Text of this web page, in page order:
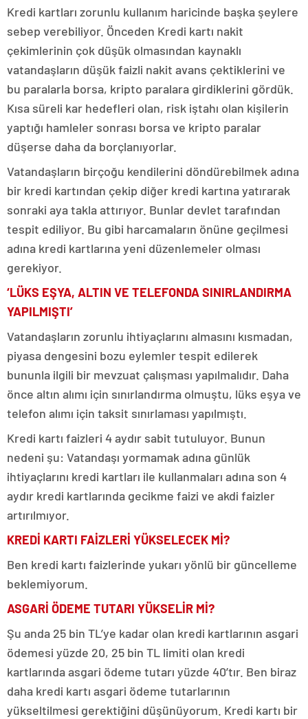
Kredi kartları zorunlu kullanım haricinde başka şeylere
sebep verebiliyor. Önceden Kredi kartı nakit
çekimlerinin çok düşük olmasından kaynaklı
vatandaşların düşük faizli nakit avans çektiklerini ve
bu paralarla borsa, kripto paralara girdiklerini gördük.
Kısa süreli kar hedefleri olan, risk iştahı olan kişilerin
yaptığı hamleler sonrası borsa ve kripto paralar
düşerse daha da borçlanıyorlar.
Vatandaşların birçoğu kendilerini döndürebilmek adına
bir kredi kartından çekip diğer kredi kartına yatırarak
sonraki aya takla attırıyor. Bunlar devlet tarafından
tespit ediliyor. Bu gibi harcamaların önüne geçilmesi
adına kredi kartlarına yeni düzenlemeler olması
gerekiyor.
‘LÜKS EŞYA, ALTIN VE TELEFONDA SINIRLANDIRMA
YAPILMIŞTI’
Vatandaşların zorunlu ihtiyaçlarını almasını kısmadan,
piyasa dengesini bozu eylemler tespit edilerek
bununla ilgili bir mevzuat çalışması yapılmalıdır. Daha
önce altın alımı için sınırlandırma olmuştu, lüks eşya ve
telefon alımı için taksit sınırlaması yapılmıştı.
Kredi kartı faizleri 4 aydır sabit tutuluyor. Bunun
nedeni şu: Vatandaşı yormamak adına günlük
ihtiyaçlarını kredi kartları ile kullanmaları adına son 4
aydır kredi kartlarında gecikme faizi ve akdi faizler
artırılmıyor.
KREDİ KARTI FAİZLERİ YÜKSELECEK Mİ?
Ben kredi kartı faizlerinde yukarı yönlü bir güncelleme
beklemiyorum.
ASGARİ ÖDEME TUTARI YÜKSELİR Mİ?
Şu anda 25 bin TL’ye kadar olan kredi kartlarının asgari
ödemesi yüzde 20, 25 bin TL limiti olan kredi
kartlarında asgari ödeme tutarı yüzde 40’tır. Ben biraz
daha kredi kartı asgari ödeme tutarlarının
yükseltilmesi gerektiğini düşünüyorum. Kredi kartı bir